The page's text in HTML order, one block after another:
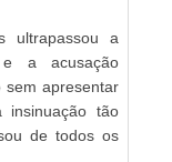
ultrapassou a
a acusação
sem apresentar
insinuação tão
de todos os